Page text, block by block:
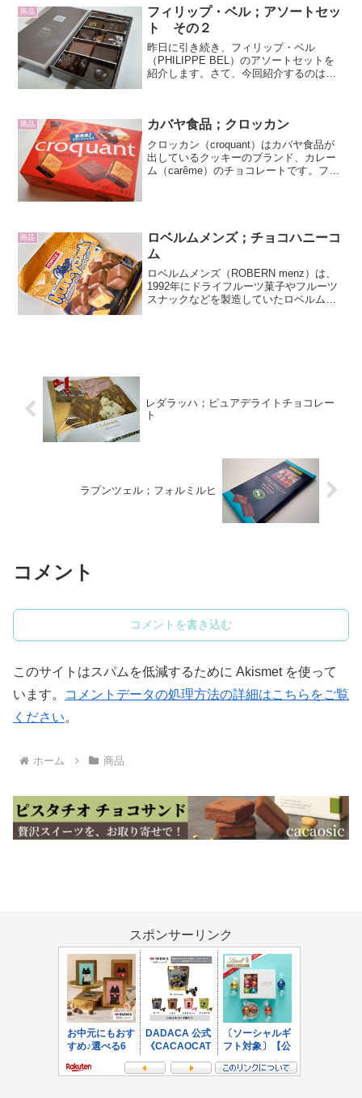
る沖縄の恵み、島の人の温かい心をチョ
コレートという...
商品
フィリップ・ベル；アソートセッ
ト その２
昨日に引き続き、フィリップ・ベル
（PHILIPPE BEL）のアソートセットを
紹介します。さて、今回紹介するのは、
るビターチョコレ...
商品 カバヤ食品；クロッカン
クロッカン（croquant）はカバヤ食品が
出しているクッキーのブランド、カレー
ム（carême）のチョコレートです。フラ
商品
ロベルムメンズ；チョコハニーコ
ム
ロベルムメンズ（ROBERN menz）は、
1992年にドライフルーツ菓子やフルーツ
スナックなどを製造していたロベルム社
レダラッハ；ピュアデライトチョコレー
ト
ラプンツェル；フォルミルヒ
コメント
コメントを書き込む
このサイトはスパムを低減するために Akismet を使って
います。
コメントデータの処理方法の詳細はこちらをご覧
ください。
ホーム 商品
スポンサーリンク